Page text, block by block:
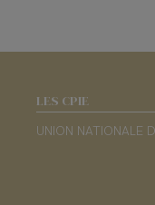
LES CPIE
UNION NATIONALE